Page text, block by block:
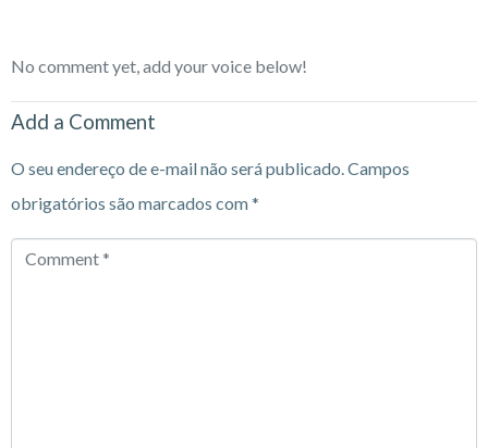
No comment yet, add your voice below!
Add a Comment
O seu endereço de e-mail não será publicado. Campos
obrigatórios são marcados com*
Comment